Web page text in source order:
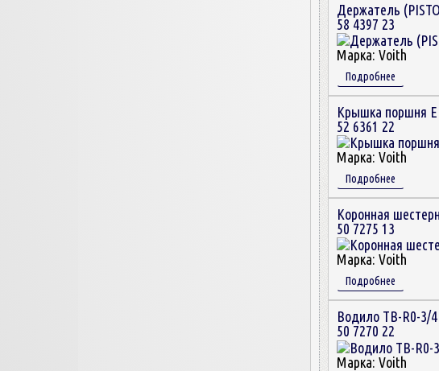
Держатель
58 4397 23
Марка: Voith
Подробнее
Крышка поршня
52 6361 22
Марка: Voith
Подробнее
Коронная
50 7275 13
Марка: Voith
Подробнее
Водило TB-R0-3/4
50 7270 22
Марка: Voith